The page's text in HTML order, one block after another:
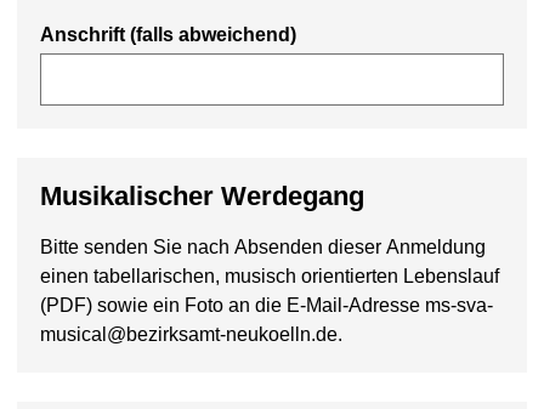
Anschrift (falls abweichend)
Musikalischer Werdegang
Bitte senden Sie nach Absenden dieser Anmeldung
einen tabellarischen, musisch orientierten Lebenslauf
(PDF) sowie ein Foto an die E-Mail-Adresse ms-sva-
musical@bezirksamt-neukoelln.de.